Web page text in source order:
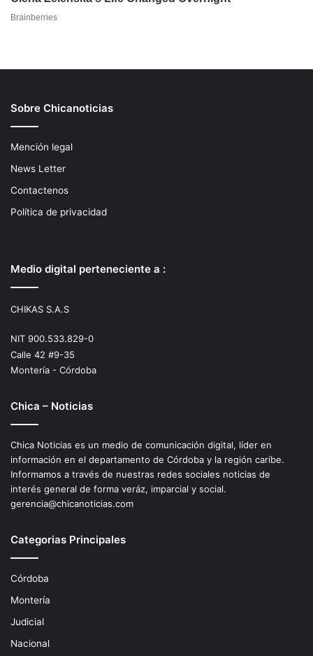
Sobre Chicanoticias
Mención legal
News Letter
Contactenos
Política de privacidad
Medio digital perteneciente a :
CHIKAS S.A.S
NIT 900.533.829-0
Calle 42 #9-35
Montería - Córdoba
Chica – Noticias
Chica Noticias es un medio de comunicación digital, líder en
información en el departamento de Córdoba y la región caríbe.
Informamos a través de nuestras redes sociales noticias de
interés general de forma veráz, imparcial y social.
gerencia@chicanoticias.com
Categorias Principales
Córdoba
Montería
Judicial
Nacional